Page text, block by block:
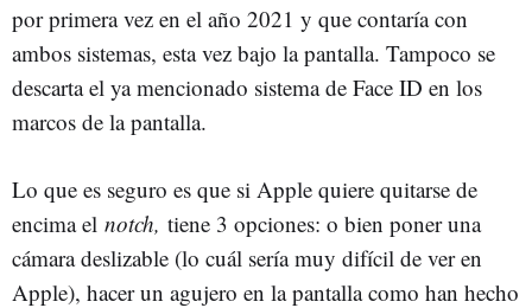
por primera vez en el año 2021 y que contaría con
ambos sistemas, esta vez bajo la pantalla. Tampoco se
descarta el ya mencionado sistema de Face ID en los
marcos de la pantalla.
Lo que es seguro es que si Apple quiere quitarse de
encima el notch, tiene 3 opciones: o bien poner una
cámara deslizable (lo cuál sería muy difícil de ver en
Apple), hacer un agujero en la pantalla como han hecho